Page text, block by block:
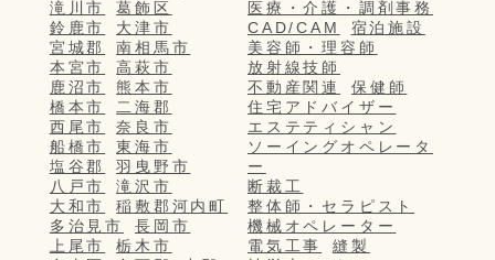
滝川市
葛飾区
鈴鹿市
大津市
宮城郡
南相馬市
本宮市
高萩市
鹿沼市
熊本市
橋本市
二海郡
西尾市
奈良市
船橋市
東海市
塩谷郡
羽曳野市
八戸市
滝沢市
大和市
稲敷郡河内町
多治見市
長岡市
上尾市
栃木市
医療・介護・調剤事務
CAD/CAM
宿泊施設
美容師・理容師
放射線技師
不動産関連
保健師
住宅アドバイザー
エステティシャン
ソーイングオペレータ
ー
断裁工
整体師・セラピスト
機械オペレーター
電気工事
縫製